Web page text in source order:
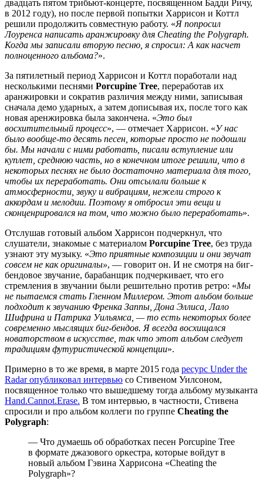
двадцать пятом трибьют-концерте, посвященном Бадди Ричу,
в 2012 году), но после первой попытки Харрисон и Коттл
решили продолжить совместную работу. «Я попросил
Лоуренса написать аранжировку для Cheating the Polygraph.
Когда мы записали вторую песню, я спросил: А как насчет
полноценного альбома?».
За пятилетный период Харрисон и Коттл поработали над
несколькими песнями Porcupine Tree, переработав их
аранжировки и сократив различия между ними, записывая
сначала демо ударных, а затем дописывая их, после того как
новая аренжировка была закончена. «Это был
восхитительный процесс», — отмечает Харрисон. «У нас
было вообще-то десять песен, которые просто не подошли
бы. Мы начали с ними работать, писали вступление или
куплет, среднюю часть, но в конечном итоге решили, что в
некоторых песнях не было достаточно материала для того,
чтобы их переработать. Они отсылали больше к
атмосферности, звуку и вибрациям, нежели строго к
аккордам и мелодии. Поэтому я отбросил эти вещи и
сконценрировался на том, что можно было переработать».
Отслушав готовый альбом Харрисон подчеркнул, что
слушатели, знакомые с материалом Porcupine Tree, без труда
узнают эту музыку. «Это приятные композиции и они звучат
совсем не как оригиналы», — говорит он. И не смотря на биг-
бендовое звучание, барабанщик подчеркивает, что его
стремления в звучании были решительно против ретро: «Мы
не пытаемся стать Гленном Миллером. Этот альбом больше
подходит к звучанию Френка Заппы, Дона Эллиса, Лало
Шифрина и Патрика Уильямса, — то есть некоторых более
современно мыслящих биг-бендов. Я всегда восхищался
новаторством в искусстве, так что этот альбом следует
традициям футуристической концепции».
Примерно в то же время, в марте 2015 года ресурс Under the
Radar опубликовал интервью со Стивеном Уилсоном,
посвященное только что вышедшему тогда альбому музыканта
Hand.Cannot.Erase. В том интервью, в частности, Стивена
спросили и про альбом коллеги по группе Cheating the
Polygraph:
— Что думаешь об обработках песен Porcupine Tree
в формате джазового оркестра, которые войдут в
новый альбом Гэвина Харрисона «Cheating the
Polygraph»?